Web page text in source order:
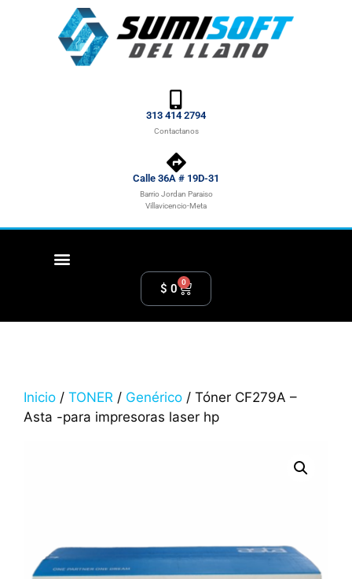
313 414 2794
Contactanos
Calle 36A # 19D-31
Barrio Jordan Paraiso
Villavicencio-Meta
$ 0 0
Inicio / TONER / Genérico / Tóner CF279A –
Asta -para impresoras laser hp